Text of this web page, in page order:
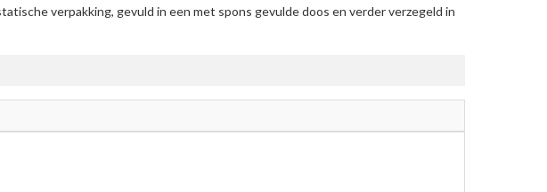
verpakking, gevuld in een met spons gevulde doos en verder verzegeld in